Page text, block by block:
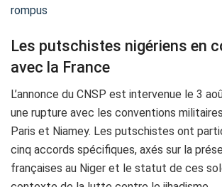
rompus
Les putschistes nigériens en
avec la France
L’annonce du CNSP est intervenue le 3
une rupture avec les conventions
Paris et Niamey. Les putschistes ont
cinq accords spécifiques, axés sur la
françaises au Niger et le statut de ces